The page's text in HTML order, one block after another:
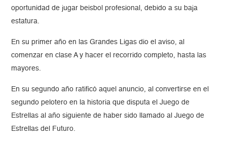
oportunidad de jugar beisbol profesional, debido a su baja
estatura.
En su primer año en las Grandes Ligas dio el aviso, al
comenzar en clase A y hacer el recorrido completo, hasta las
mayores.
En su segundo año ratificó aquel anuncio, al convertirse en el
segundo pelotero en la historia que disputa el Juego de
Estrellas al año siguiente de haber sido llamado al Juego de
Estrellas del Futuro.